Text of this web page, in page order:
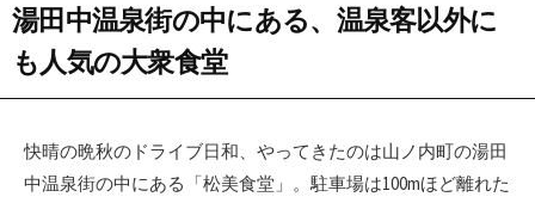
湯田中温泉街の中にある、温泉客以外に
も人気の大衆食堂
快晴の晩秋のドライブ日和、やってきたのは山ノ内町の湯田
中温泉街の中にある「松美食堂」。駐車場は100mほど離れた